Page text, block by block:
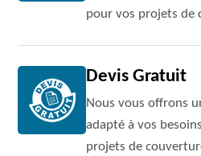
pour vos projets de
Devis Gratuit
Nous vous offrons
adapté à vos
projets de